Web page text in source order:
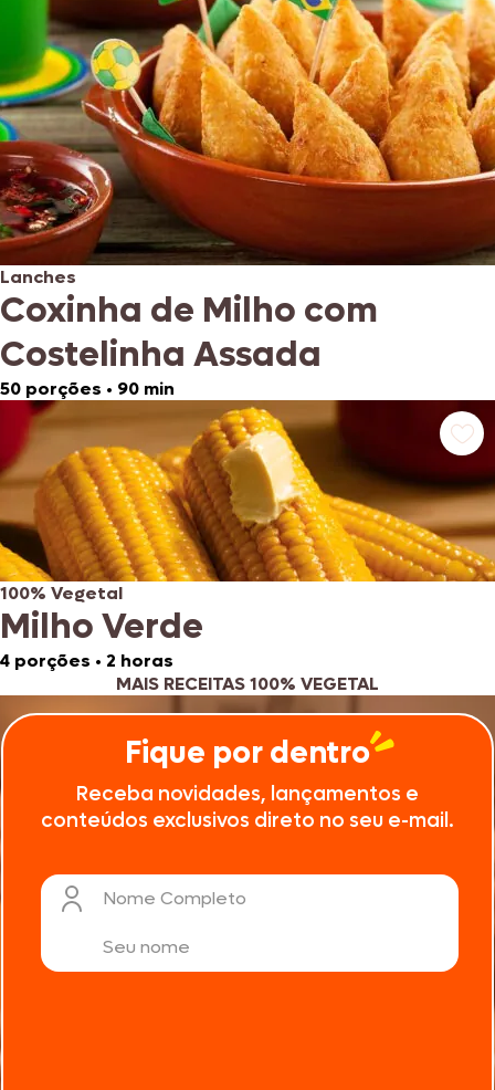
Lanches
Coxinha de Milho com
Costelinha Assada
50 porções • 90 min
100% Vegetal
Milho Verde
4 porções • 2 horas
MAIS RECEITAS 100% VEGETAL
Fique por dentro
Receba novidades, lançamentos e
conteúdos exclusivos direto no seu e-mail.
Nome Completo